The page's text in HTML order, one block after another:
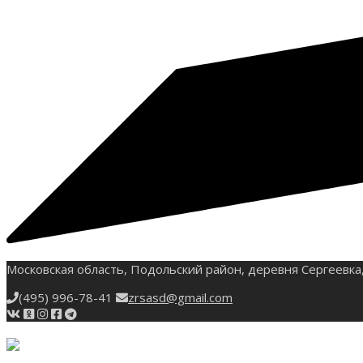
Московская область, Подольский район, деревня
(495) 996-78-41
zrsasd@gmail.com